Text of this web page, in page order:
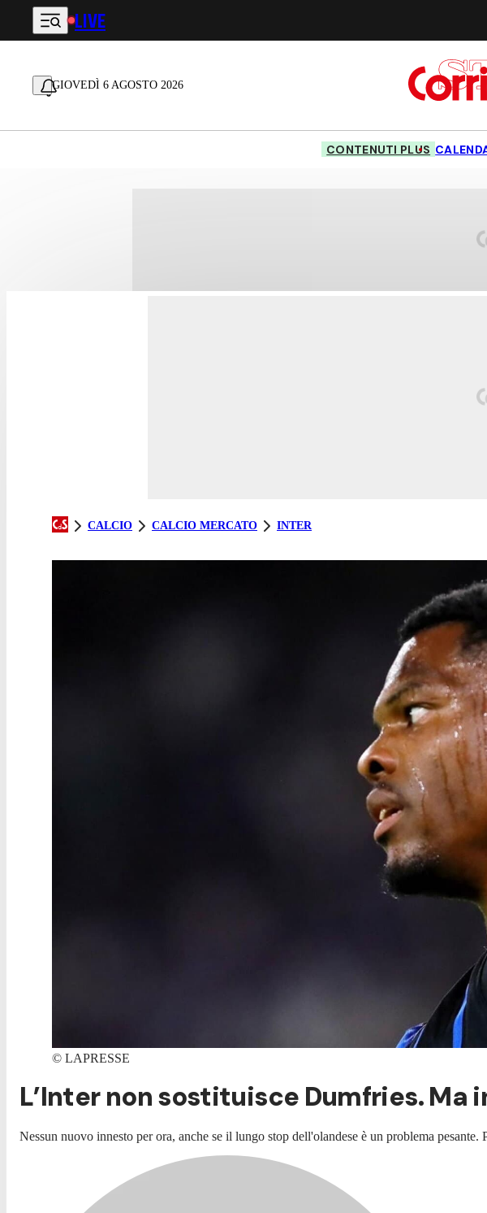
Vai al contenuto principale
LIVE
GIOVEDÌ 6 AGOSTO 2026
CONTENUTI PLUS
CALCIO CALCIO MERCATO INTER
© LAPRESSE
L’Inter non sostituisce Dumfries. Ma
Nessun nuovo innesto per ora, anche se il lungo stop dell'olandese è un problema pesante.